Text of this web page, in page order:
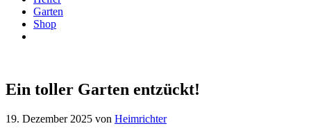
Garten
Shop
Ein toller Garten entzückt!
19. Dezember 2025 von Heimrichter